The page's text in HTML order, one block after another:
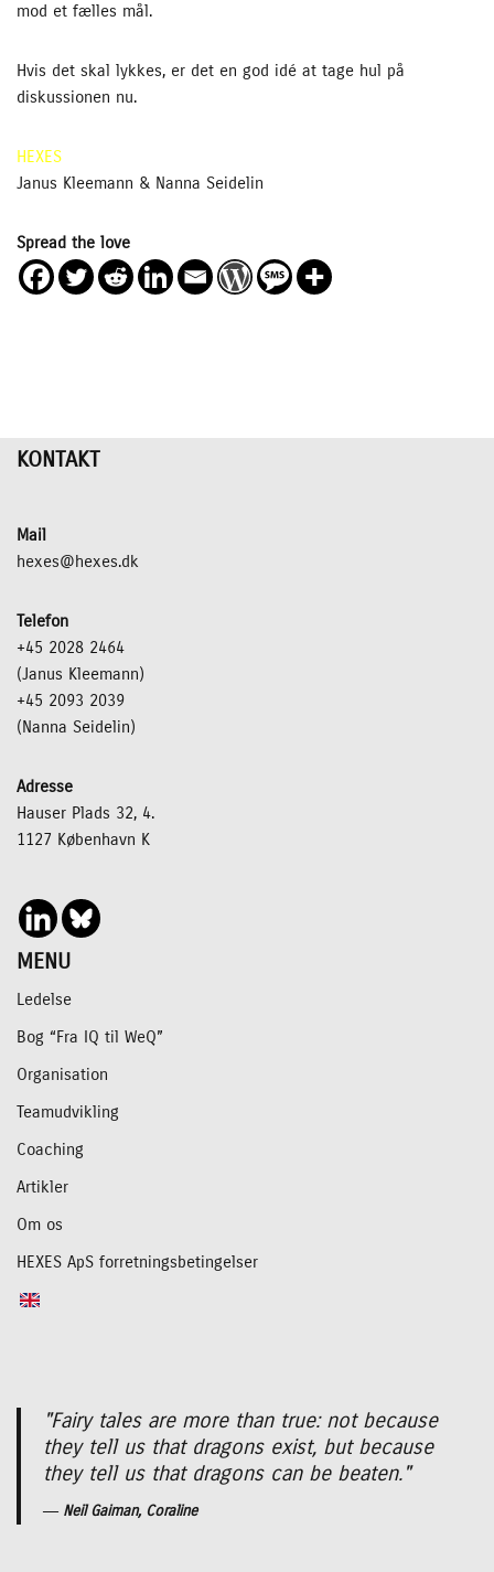
mod et fælles mål.
Hvis det skal lykkes, er det en god idé at tage hul på
diskussionen nu.
HEXES
Janus Kleemann & Nanna Seidelin
Spread the love
KONTAKT
Mail
hexes@hexes.dk
Telefon
+45 2028 2464
(Janus Kleemann)
+45 2093 2039
(Nanna Seidelin)
Adresse
Hauser Plads 32, 4.
1127 København K
MENU
Ledelse
Bog “Fra IQ til WeQ”
Organisation
Teamudvikling
Coaching
Artikler
Om os
HEXES ApS forretningsbetingelser
"Fairy tales are more than true: not because
they tell us that dragons exist, but because
they tell us that dragons can be beaten."
― Neil Gaiman, Coraline